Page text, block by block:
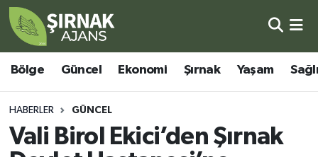
Bölge Güncel Ekonomi Şırnak Yaşam
HABERLER GÜNCEL
Vali Birol Ekici’den Şırnak
Bölge
Güncel
Ekonomi
Şırnak Nöbetçi Eczaneler
Şırnak Hava Durumu
Şirnak Namaz Vakitleri